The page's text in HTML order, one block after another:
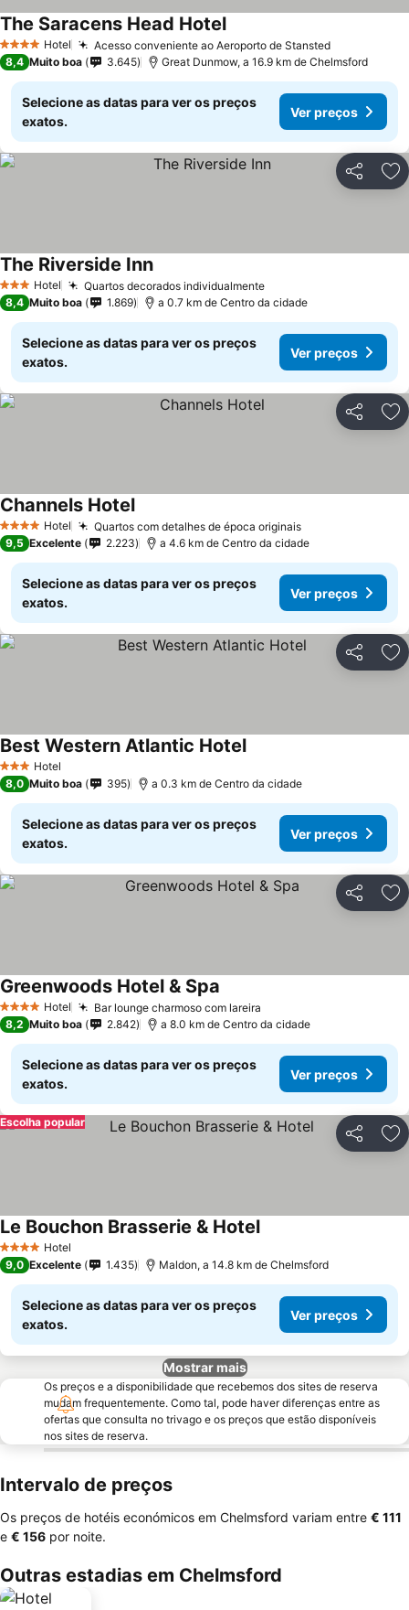
4 EstrelasHotel Acesso conveniente ao Aeroporto de Stansted
The Saracens Head Hotel
8,4 Muito boa 3.645 Great Dunmow, a 16.9 km de Chelmsford
Selecione as datas para ver os preços
exatos.
Ver preços
Partilhar
3 EstrelasHotel Quartos decorados individualmente
The Riverside Inn
8,4 Muito boa 1.869 a 0.7 km de Centro da cidade
Selecione as datas para ver os preços
exatos.
Ver preços
Partilhar
4 EstrelasHotel Quartos com detalhes de época originais
Channels Hotel
9,5 Excelente 2.223 a 4.6 km de Centro da cidade
Selecione as datas para ver os preços
exatos.
Ver preços
Partilhar
3 EstrelasHotel
Best Western Atlantic Hotel
8,0 Muito boa 395 a 0.3 km de Centro da cidade
Selecione as datas para ver os preços
exatos.
Ver preços
Partilhar
4 EstrelasHotel Bar lounge charmoso com lareira
Greenwoods Hotel & Spa
8,2 Muito boa 2.842 a 8.0 km de Centro da cidade
Selecione as datas para ver os preços
exatos.
Ver preços
Partilhar
Escolha popular
4 EstrelasHotel
Le Bouchon Brasserie & Hotel
9,0 Excelente 1.435 Maldon, a 14.8 km de Chelmsford
Selecione as datas para ver os preços
exatos.
Ver preços
Mostrar mais
Os preços e a disponibilidade que recebemos dos sites de reserva
mudam frequentemente. Como tal, pode haver diferenças entre as
ofertas que consulta no trivago e os preços que estão disponíveis
nos sites de reserva.
Intervalo de preços
Os preços de hotéis económicos em Chelmsford variam entre ‎€ 111
e ‎€ 156 por noite.
Outras estadias em Chelmsford